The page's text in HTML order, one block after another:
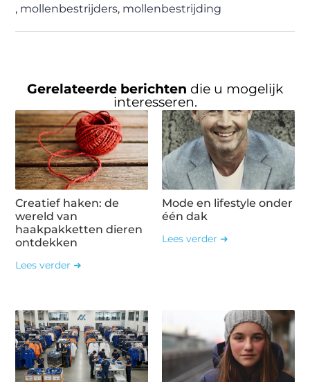
, mollenbestrijders, mollenbestrijding
Gerelateerde berichten die u mogelijk
interesseren.
Creatief haken: de
wereld van
haakpakketten dieren
ontdekken
Lees verder ➜
Mode en lifestyle onder
één dak
Lees verder ➜